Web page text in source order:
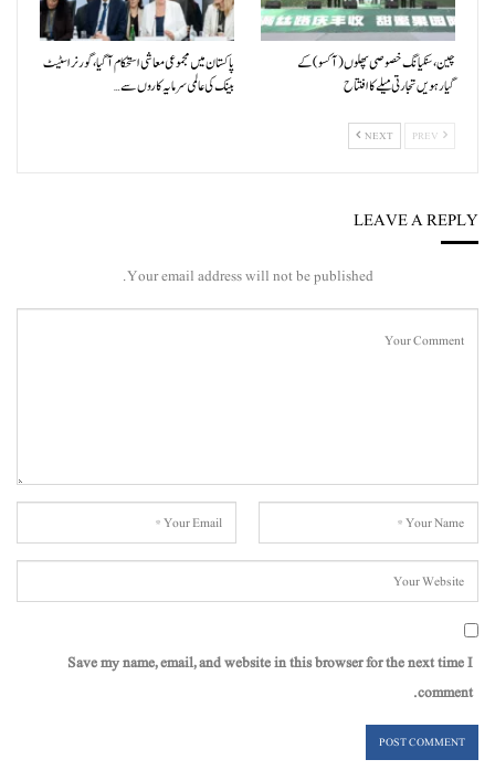
چین، سنکیانگ خصوصی پھلوں (آکسو) کے
گیارہویں تجارتی میلے کا افتتاح
پاکستان میں مجموعی معاشی استحکام آگیا، گورنر اسٹیٹ
بینک کی عالمی سرمایہ کاروں سے…
NEXT
LEAVE A REPLY
Your email address will not be published.
Save my name, email, and website in this browser for the next time I
comment.